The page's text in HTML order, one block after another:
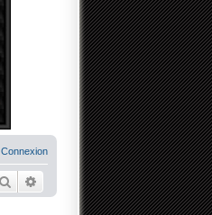
Connexion
RechercherRecherche avancée